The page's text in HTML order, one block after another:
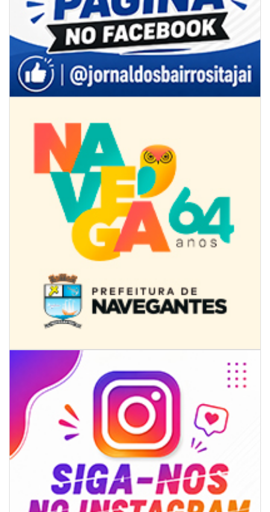
08/08/2026 | 07:00
8º Capoezade promove semana de oficinas gratuitas e atividades
culturais em Itajaí
GERAL
08/08/2026 | 07:00
Univali e Câmara de Vereadores de Itajaí reúnem especialistas para
discutir políticas públicas e inovação
BALNEÁRIO CAMBORIÚ